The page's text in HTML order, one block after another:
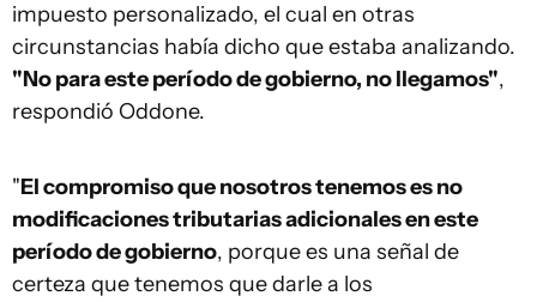
impuesto personalizado, el cual en otras
circunstancias había dicho que estaba analizando.
"No para este período de gobierno, no llegamos",
respondió Oddone.
"El compromiso que nosotros tenemos es no
modificaciones tributarias adicionales en este
período de gobierno, porque es una señal de
certeza que tenemos que darle a los